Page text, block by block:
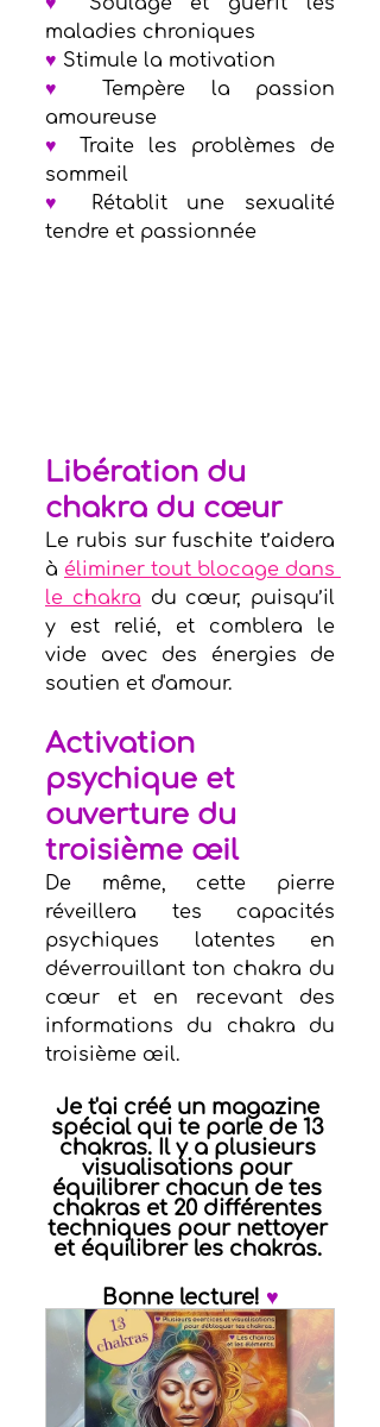
maladies chroniques
♥ Stimule la motivation
♥
Tempère la passion
amoureuse
♥
Traite les problèmes de
sommeil
♥
Rétablit une sexualité
tendre et passionnée
Libération du
chakra du cœur
Le rubis sur fuschite t’aidera
à éliminer tout blocage dans
le chakra du cœur, puisqu’il
y est relié, et comblera le
vide avec des énergies de
soutien et d'amour.
Activation
psychique et
ouverture du
troisième œil
De même, cette pierre
réveillera tes capacités
psychiques latentes en
déverrouillant ton chakra du
cœur et en recevant des
informations du chakra du
troisième œil.
Je t'ai créé un magazine
spécial qui te parle de 13
chakras. Il y a plusieurs
visualisations pour
équilibrer chacun de tes
chakras et 20 différentes
techniques pour nettoyer
et équilibrer les chakras.
Bonne lecture! ♥